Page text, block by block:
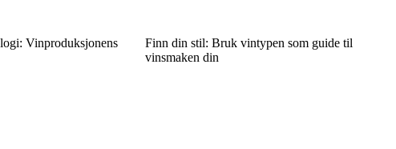
Vinproduksjonens
Finn din stil: Bruk vintypen som guide til
vinsmaken din